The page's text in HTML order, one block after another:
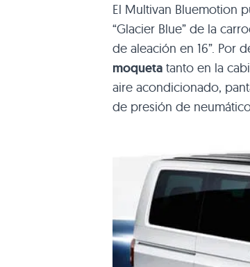
El Multivan Bluemotion
“Glacier Blue” de la
de aleación en 16”. Por
moqueta tanto en la
aire acondicionado,
de presión de